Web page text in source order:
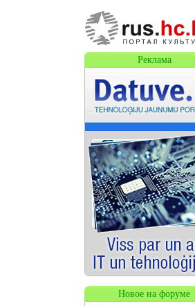
Реклама
Новое на форуме